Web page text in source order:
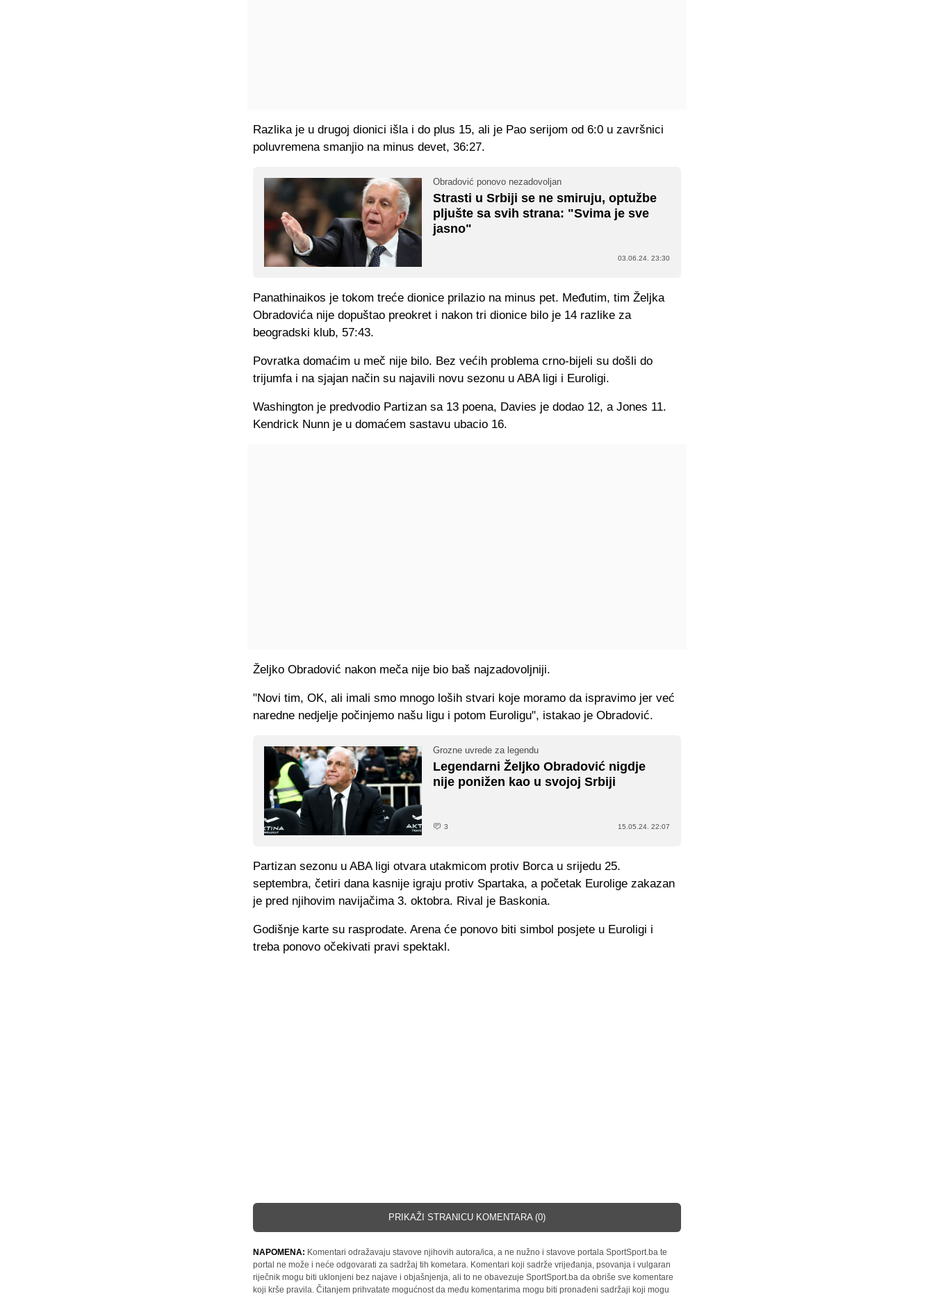
Razlika je u drugoj dionici išla i do plus 15, ali je Pao serijom od 6:0 u završnici
poluvremena smanjio na minus devet, 36:27.
Obradović ponovo nezadovoljan
Strasti u Srbiji se ne smiruju, optužbe
pljušte sa svih strana: "Svima je sve
jasno"
03.06.24. 23:30
Panathinaikos je tokom treće dionice prilazio na minus pet. Međutim, tim Željka
Obradovića nije dopuštao preokret i nakon tri dionice bilo je 14 razlike za
beogradski klub, 57:43.
Povratka domaćim u meč nije bilo. Bez većih problema crno-bijeli su došli do
trijumfa i na sjajan način su najavili novu sezonu u ABA ligi i Euroligi.
Washington je predvodio Partizan sa 13 poena, Davies je dodao 12, a Jones 11.
Kendrick Nunn je u domaćem sastavu ubacio 16.
Željko Obradović nakon meča nije bio baš najzadovoljniji.
"Novi tim, OK, ali imali smo mnogo loših stvari koje moramo da ispravimo jer već
naredne nedjelje počinjemo našu ligu i potom Euroligu", istakao je Obradović.
Grozne uvrede za legendu
Legendarni Željko Obradović nigdje
nije ponižen kao u svojoj Srbiji
3 15.05.24. 22:07
Partizan sezonu u ABA ligi otvara utakmicom protiv Borca u srijedu 25.
septembra, četiri dana kasnije igraju protiv Spartaka, a početak Eurolige zakazan
je pred njihovim navijačima 3. oktobra. Rival je Baskonia.
Godišnje karte su rasprodate. Arena će ponovo biti simbol posjete u Euroligi i
treba ponovo očekivati pravi spektakl.
PRIKAŽI STRANICU KOMENTARA (0)
NAPOMENA: Komentari odražavaju stavove njihovih autora/ica, a ne nužno i stavove portala SportSport.ba te
portal ne može i neće odgovarati za sadržaj tih kometara. Komentari koji sadrže vrijeđanja, psovanja i vulgaran
riječnik mogu biti uklonjeni bez najave i objašnjenja, ali to ne obavezuje SportSport.ba da obriše sve komentare
koji krše pravila. Čitanjem prihvatate mogućnost da među komentarima mogu biti pronađeni sadržaji koji mogu